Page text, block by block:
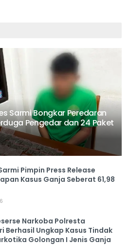
Sarmi Bongkar Peredaran
Pengedar dan 24 Paket
Pimpin Press Release
Kasus Ganja Seberat 61,98
Narkoba Polresta
Berhasil Ungkap Kasus Tindak
Golongan I Jenis Ganja